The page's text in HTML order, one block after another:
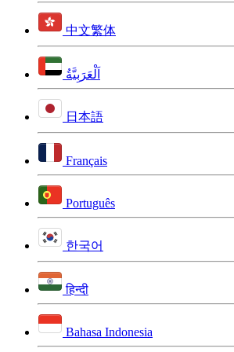
中文繁体
اَلْعَرَبِيَّةُ
日本語
Français
Português
한국어
हिन्दी
Bahasa Indonesia